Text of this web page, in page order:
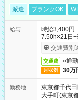
派遣 ブランクOK
給与
時給3,400円
7.50h×21日+
交通費別
交通費 ○通
月収例 30万
勤務地
東京都千代田
大手町(東京